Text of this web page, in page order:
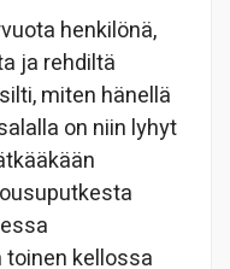
henkilönä,
ja rehdiltä
miten hänellä
on niin lyhyt
kellossa